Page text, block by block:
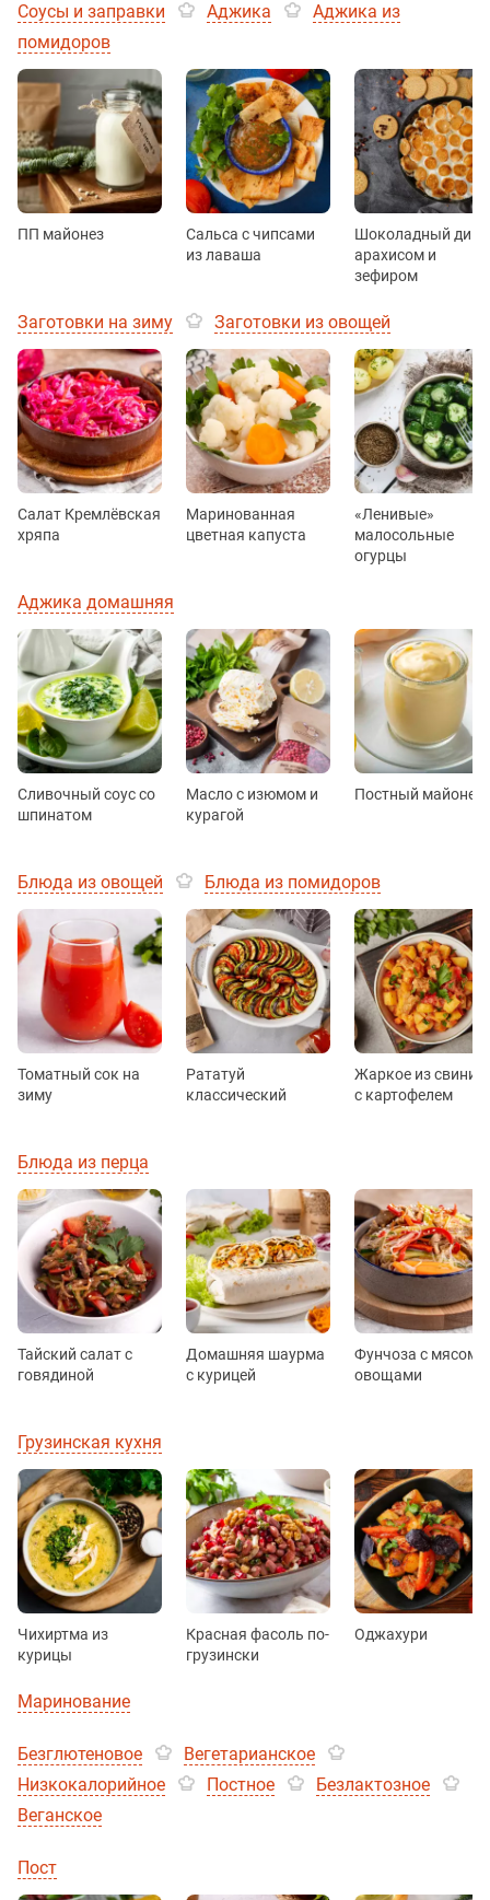
Соусы и заправки Аджика
Аджика из
помидоров
ПП майонез
Сальса с чипсами
из лаваша
Шоколадный дип с
арахисом и
зефиром
Заготовки на зиму Заготовки из овощей
Салат Кремлёвская
хряпа
Маринованная
цветная капуста
«Ленивые»
малосольные
огурцы
Аджика домашняя
Сливочный соус со
шпинатом
Масло с изюмом и
курагой
Постный майонез
Блюда из овощей Блюда из помидоров
Томатный сок на
зиму
Рататуй
классический
Жаркое из
с картофелем
Блюда из перца
Тайский салат с
говядиной
Домашняя шаурма
с курицей
Фунчоза с мясом и
овощами
Грузинская кухня
Чихиртма из
курицы
Красная фасоль по-
грузински
Оджахури
Маринование
Безглютеновое
Вегетарианское
Низкокалорийное
Постное
Безлактозное
Веганское
Пост